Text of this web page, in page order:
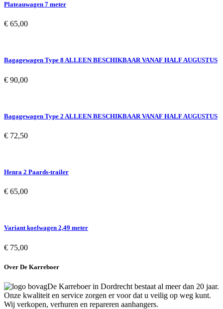
Plateauwagen 7 meter
€ 65,00
Bagagewagen Type 8 ALLEEN BESCHIKBAAR VANAF HALF AUGUSTUS
€ 90,00
Bagagewagen Type 2 ALLEEN BESCHIKBAAR VANAF HALF AUGUSTUS
€ 72,50
Henra 2 Paards-trailer
€ 65,00
Variant koelwagen 2,49 meter
€ 75,00
Over De Karreboer
De Karreboer in Dordrecht bestaat al meer dan 20 jaar.
Onze kwaliteit en service zorgen er voor dat u veilig op weg kunt.
Wij verkopen, verhuren en repareren aanhangers.